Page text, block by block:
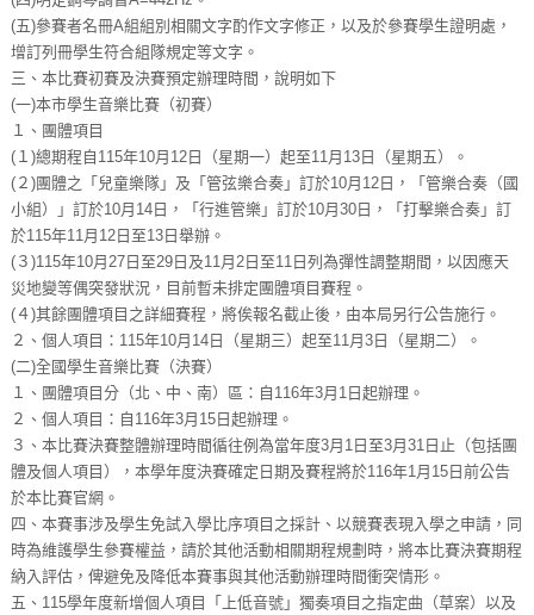
(五)參賽者名冊A組組別相關文字酌作文字修正，以及於參賽學生證明處，
增訂列冊學生符合組隊規定等文字。
三、本比賽初賽及決賽預定辦理時間，說明如下
(一)本市學生音樂比賽（初賽）
１、團體項目
(１)總期程自115年10月12日（星期一）起至11月13日（星期五）。
(２)團體之「兒童樂隊」及「管弦樂合奏」訂於10月12日，「管樂合奏（國
小組）」訂於10月14日，「行進管樂」訂於10月30日，「打擊樂合奏」訂
於115年11月12日至13日舉辦。
(３)115年10月27日至29日及11月2日至11日列為彈性調整期間，以因應天
災地變等偶突發狀況，目前暫未排定團體項目賽程。
(４)其餘團體項目之詳細賽程，將俟報名截止後，由本局另行公告施行。
２、個人項目：115年10月14日（星期三）起至11月3日（星期二）。
(二)全國學生音樂比賽（決賽）
１、團體項目分（北、中、南）區：自116年3月1日起辦理。
２、個人項目：自116年3月15日起辦理。
３、本比賽決賽整體辦理時間循往例為當年度3月1日至3月31日止（包括團
體及個人項目），本學年度決賽確定日期及賽程將於116年1月15日前公告
於本比賽官網。
四、本賽事涉及學生免試入學比序項目之採計、以競賽表現入學之申請，同
時為維護學生參賽權益，請於其他活動相關期程規劃時，將本比賽決賽期程
納入評估，俾避免及降低本賽事與其他活動辦理時間衝突情形。
五、115學年度新增個人項目「上低音號」獨奏項目之指定曲（草案）以及